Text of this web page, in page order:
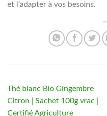
et l’adapter à vos besoins.
Thé blanc Bio Gingembre
Citron | Sachet 100g vrac |
Certifié Agriculture